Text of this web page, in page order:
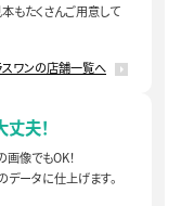
本もたくさんご用意して
スワンの店舗一覧へ
夫！
画像でもOK！
ータに仕上げます。